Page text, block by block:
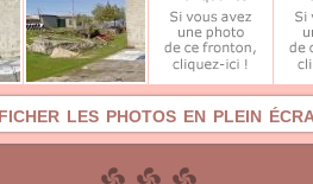
les photos en plein